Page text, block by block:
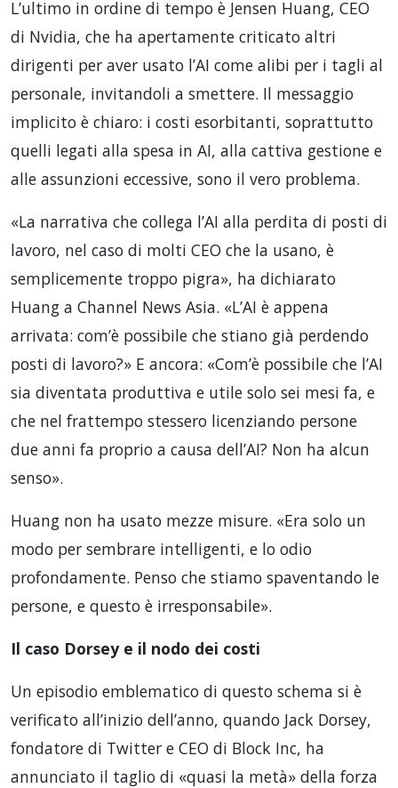
L’ultimo in ordine di tempo è Jensen Huang, CEO
di Nvidia, che ha apertamente criticato altri
dirigenti per aver usato l’AI come alibi per i tagli al
personale, invitandoli a smettere. Il messaggio
implicito è chiaro: i costi esorbitanti, soprattutto
quelli legati alla spesa in AI, alla cattiva gestione e
alle assunzioni eccessive, sono il vero problema.
«La narrativa che collega l’AI alla perdita di posti di
lavoro, nel caso di molti CEO che la usano, è
semplicemente troppo pigra», ha dichiarato
Huang a Channel News Asia. «L’AI è appena
arrivata: com’è possibile che stiano già perdendo
posti di lavoro?» E ancora: «Com’è possibile che l’AI
sia diventata produttiva e utile solo sei mesi fa, e
che nel frattempo stessero licenziando persone
due anni fa proprio a causa dell’AI? Non ha alcun
senso».
Huang non ha usato mezze misure. «Era solo un
modo per sembrare intelligenti, e lo odio
profondamente. Penso che stiamo spaventando le
persone, e questo è irresponsabile».
Il caso Dorsey e il nodo dei costi
Un episodio emblematico di questo schema si è
verificato all’inizio dell’anno, quando Jack Dorsey,
fondatore di Twitter e CEO di Block Inc, ha
annunciato il taglio di «quasi la metà» della forza